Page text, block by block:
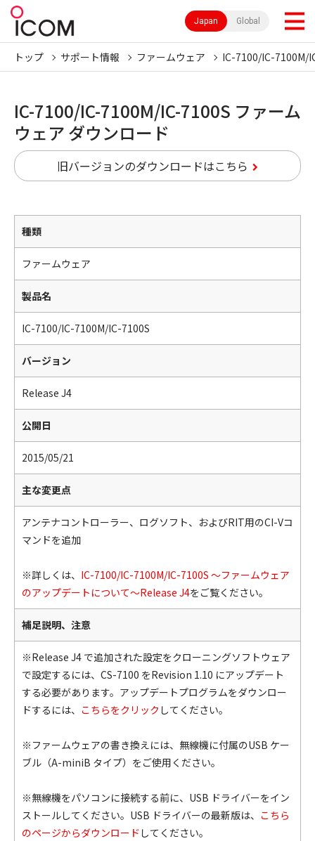
Japan Global
トップ サポート情報 ファームウェア IC-7100/IC-7100M/
IC-7100/IC-7100M/IC-7100S ファーム
ウェア ダウンロード
旧バージョンのダウンロードはこちら
種類
ファームウェア
製品名
IC-7100/IC-7100M/IC-7100S
バージョン
Release J4
公開日
2015/05/21
主な変更点
アンテナコントローラー、ログソフト、およびRIT用のCI-Vコ
マンドを追加
※詳しくは、 IC-7100/IC-7100M/IC-7100S ～ファームウェア
のアップデートについて～Release J4をご覧ください。
補足説明、注意
※Release J4 で追加された設定をクローニングソフトウェア
で設定するには、CS-7100 をRevision 1.10 にアップデート
する必要があります。アップデートプログラムをダウンロー
ドするには、 こちらをクリック してください。
※ファームウェアの書き換えには、無線機に付属のUSB ケー
ブル（A-miniB タイプ）をご使用ください。
※無線機をパソコンに接続する前に、USB ドライバーをイン
ストールしてください。USB ドライバーの最新版は、 こちら
のページからダウンロード してください。